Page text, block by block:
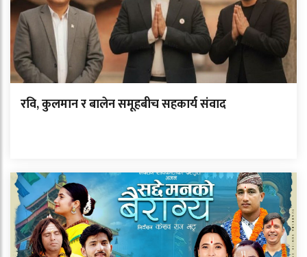
रवि, कुलमान र बालेन समूहबीच सहकार्य संवाद